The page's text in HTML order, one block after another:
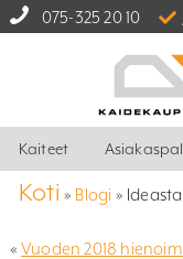
075-325 20 10
Kaiteet
Koti » Blogi »
« Vuoden 2018